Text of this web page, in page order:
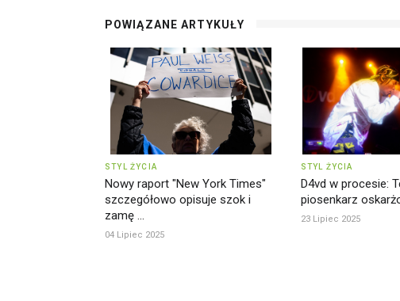
POWIĄZANE ARTYKUŁY
STYL ŻYCIA
Nowy raport "New York Times"
szczegółowo opisuje szok i
zamę ...
04 Lipiec 2025
STYL ŻYCIA
D4vd w procesie:
piosenkarz
23 Lipiec 2025